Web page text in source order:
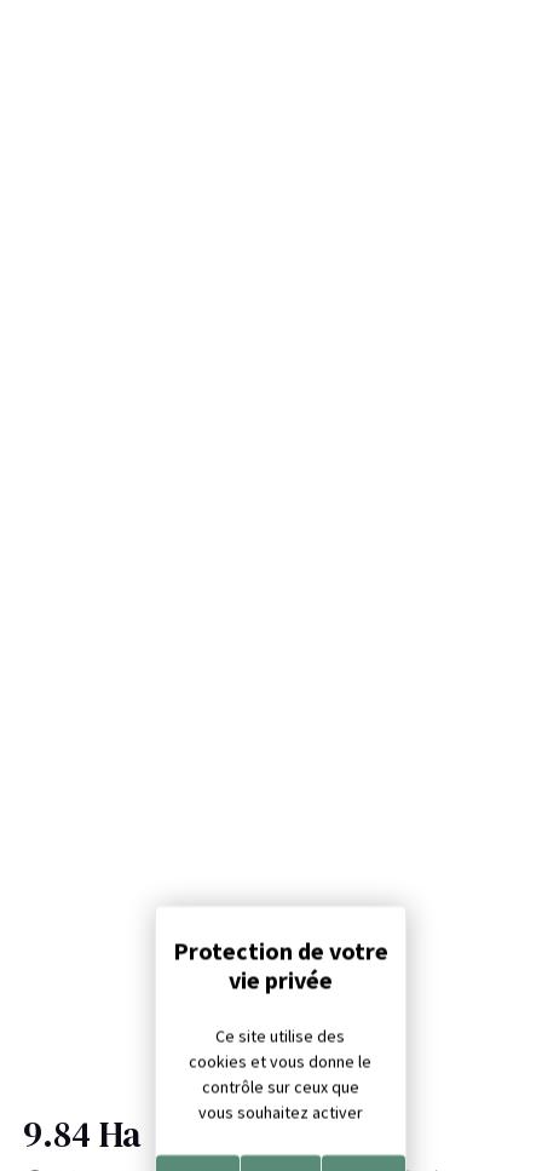
9.84 Ha 265 500 €
Ce site utilise des
cookies et vous donne le
contrôle sur ceux que
vous souhaitez activer